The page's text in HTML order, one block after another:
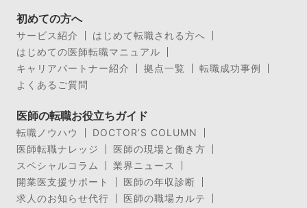
初めての方へ
サービス紹介
はじめて転職される方へ
はじめての医師転職マニュアル
キャリアパートナー紹介
拠点一覧
転職成功事例
よくあるご質問
医師の転職お役立ちガイド
転職ノウハウ
DOCTOR’S COLUMN
医師転職ナレッジ
医師の現場と働き方
スペシャルコラム
業界ニュース
開業医支援サポート
医師の年収診断
求人のお知らせ代行
医師の職場カルテ